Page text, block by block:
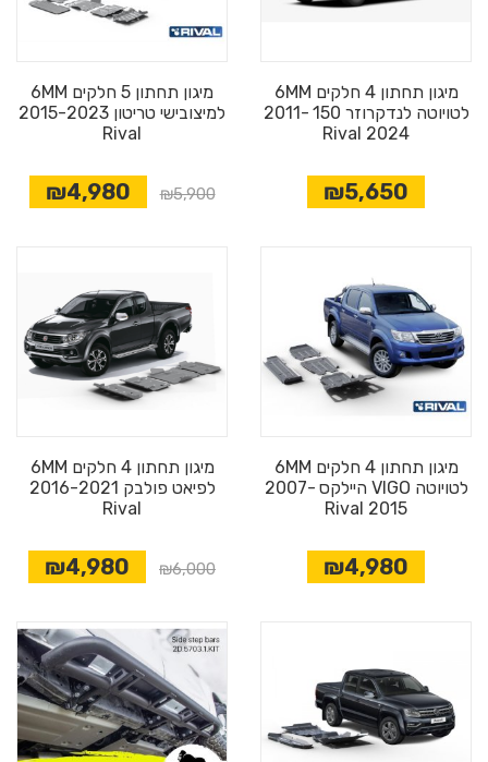
מיגון תחתון 4 חלקים 6MM
לטויוטה לנדקרוזר 150 2011-
2024 Rival
₪5,650
מיגון תחתון 5 חלקים 6MM
למיצובישי טריטון 2015-2023
Rival
₪5,900
₪4,980
מיגון תחתון 4 חלקים 6MM
לטויוטה VIGO היילקס 2007-
2015 Rival
₪4,980
מיגון תחתון 4 חלקים 6MM
לפיאט פולבק 2016-2021
Rival
₪6,000
₪4,980